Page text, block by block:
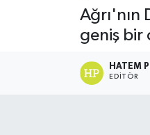
Ağrı'nın
geniş bir
HATEM
EDITÖR
Tüm Manşetler